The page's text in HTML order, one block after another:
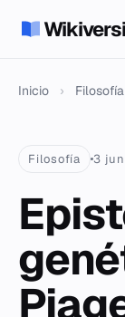
Inicio › Filosofía
Filosofía 3